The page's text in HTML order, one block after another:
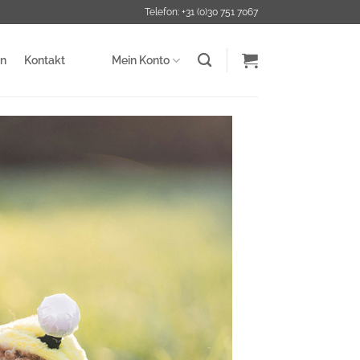
Telefon: +31 (0)30 751 7067
Kontakt Mein Konto